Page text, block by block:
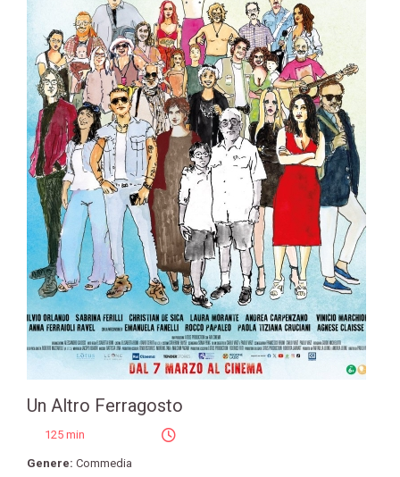
Un Altro Ferragosto
125 min
Genere: Commedia